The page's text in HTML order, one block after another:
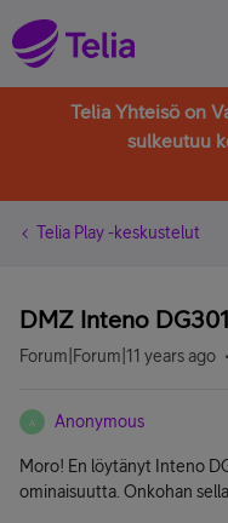
Telia Yhteisö on
sulkeutuu
Telia Play -keskustelut
DMZ Inteno
Forum|Forum|11 years ago
A Anonymous
Moro! En löytänyt Inteno
ominaisuutta. Onkohan